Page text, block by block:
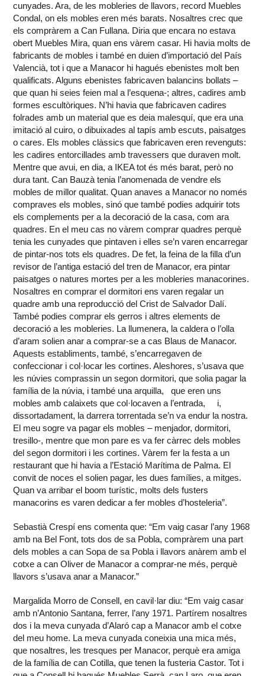
cunyades. Ara, de les mobleries de llavors, record Muebles
Condal, on els mobles eren més barats. Nosaltres crec que
els compràrem a Can Fullana. Diria que encara no estava
obert Muebles Mira, quan ens vàrem casar. Hi havia molts de
fabricants de mobles i també en duien d’importació del País
Valencià, tot i que a Manacor hi hagués ebenistes molt ben
qualificats. Alguns ebenistes fabricaven balancins bollats –
que quan hi seies feien mal a l’esquena-; altres, cadires amb
formes escultòriques. N’hi havia que fabricaven cadires
folrades amb un material que es deia malesquí, que era una
imitació al cuiro, o dibuixades al tapís amb escuts, paisatges
o cares. Els mobles clàssics que fabricaven eren revenguts:
les cadires entorcillades amb travessers que duraven molt.
Mentre que avui, en dia, a IKEA tot és més barat, però no
dura tant. Can Bauzà tenia l’anomenada de vendre els
mobles de millor qualitat. Quan anaves a Manacor no només
compraves els mobles, sinó que també podies adquirir tots
els complements per a la decoració de la casa, com ara
quadres. En el meu cas no vàrem comprar quadres perquè
tenia les cunyades que pintaven i elles se’n varen encarregar
de pintar-nos tots els quadres. De fet, la feina de la filla d’un
revisor de l’antiga estació del tren de Manacor, era pintar
paisatges o natures mortes per a les mobleries manacorines.
Nosaltres en comprar el dormitori ens varen regalar un
quadre amb una reproducció del Crist de Salvador Dalí.
També podies comprar els gerros i altres elements de
decoració a les mobleries. La llumenera, la caldera o l’olla
d’aram solien anar a comprar-se a cas Blaus de Manacor.
Aquests establiments, també, s’encarregaven de
confeccionar i col·locar les cortines. Aleshores, s’usava que
les núvies comprassin un segon dormitori, que solia pagar la
família de la núvia, i també una arquilla, que eren uns
mobles amb calaixets que col·locaven a l’entrada, i,
dissortadament, la darrera torrentada se’n va endur la nostra.
El meu sogre va pagar els mobles – menjador, dormitori,
tresillo-, mentre que mon pare es va fer càrrec dels mobles
del segon dormitori i les cortines. Vàrem fer la festa a un
restaurant que hi havia a l’Estació Marítima de Palma. El
convit de noces el solien pagar, les dues famílies, a mitges.
Quan va arribar el boom turístic, molts dels fusters
manacorins es varen dedicar a fer mobles d’hosteleria”.
Sebastià Crespí ens comenta que: “Em vaig casar l’any 1968
amb na Bel Font, tots dos de sa Pobla, compràrem una part
dels mobles a can Sopa de sa Pobla i llavors anàrem amb el
cotxe a can Oliver de Manacor a comprar-ne més, perquè
llavors s’usava anar a Manacor.”
Margalida Morro de Consell, en cavil·lar diu: “Em vaig casar
amb n’Antonio Santana, ferrer, l’any 1971. Partírem nosaltres
dos i la meva cunyada d’Alaró cap a Manacor amb el cotxe
del meu home. La meva cunyada coneixia una mica més,
que nosaltres, les tresques per Manacor, perquè era amiga
de la família de can Cotilla, que tenen la fusteria Castor. Tot i